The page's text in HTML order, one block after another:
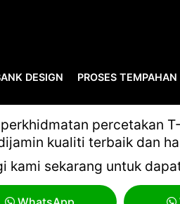
DESIGN PROSES TEMPAHAN
percetakan
kualiti terbaik dan
kami sekarang untuk